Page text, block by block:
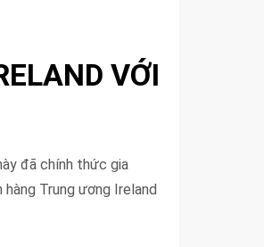
VỚI
đã chính thức gia
Trung ương Ireland